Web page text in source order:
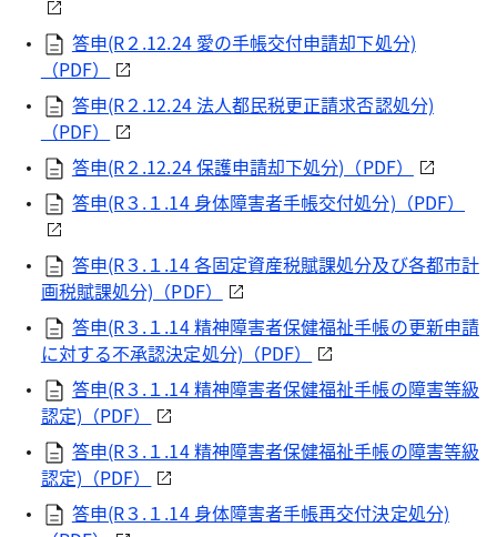
答申(R２.12.24 愛の手帳交付申請却下処分)
（PDF）
答申(R２.12.24 法人都民税更正請求否認処分)
（PDF）
答申(R２.12.24 保護申請却下処分)（PDF）
答申(R３.１.14 身体障害者手帳交付処分)（PDF）
答申(R３.１.14 各固定資産税賦課処分及び各都市計
画税賦課処分)（PDF）
答申(R３.１.14 精神障害者保健福祉手帳の更新申請
に対する不承認決定処分)（PDF）
答申(R３.１.14 精神障害者保健福祉手帳の障害等級
認定)（PDF）
答申(R３.１.14 精神障害者保健福祉手帳の障害等級
認定)（PDF）
答申(R３.１.14 身体障害者手帳再交付決定処分)